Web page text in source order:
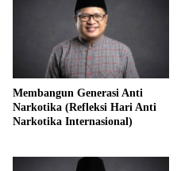
Membangun Generasi Anti
Narkotika (Refleksi Hari Anti
Narkotika Internasional)